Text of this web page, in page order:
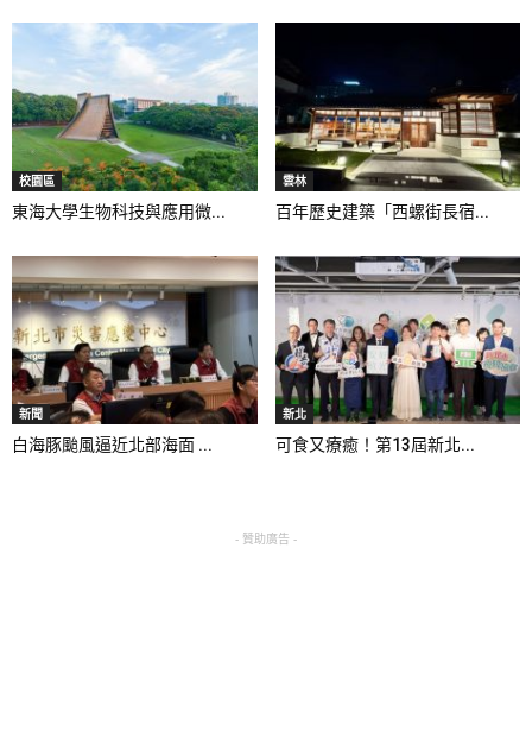
校園區
東海大學生物科技與應用微...
雲林
百年歷史建築「西螺街長宿...
新聞
白海豚颱風逼近北部海面 ...
新北
可食又療癒！第13屆新北...
- 贊助廣告 -